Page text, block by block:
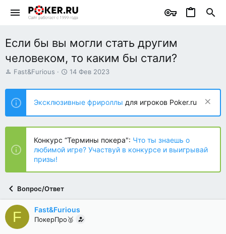
Если бы вы могли стать другим
человеком, то каким бы стали?
А
т
о
р
т
е
ы
Fast&Furious
Д
т
н
а
ч
л
а
14 Фев 2023
Эксклюзивные фрироллы для игроков Poker.ru
Конкурс “Термины покера": Что ты знаешь о
любимой игре? Участвуй в конкурсе и выигрывай
призы!
Вопрос/Ответ
F Fast&Furious
ПокерПро🥈